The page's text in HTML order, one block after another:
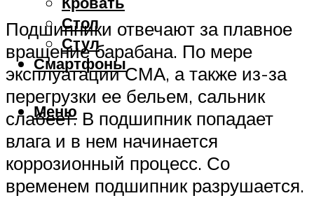
Стол
Стул
Смартфоны
Меню
Подшипники отвечают за плавное
вращение барабана. По мере
эксплуатации СМА, а также из-за
перегрузки ее бельем, сальник
слабеет. В подшипник попадает
влага и в нем начинается
коррозионный процесс. Со
временем подшипник разрушается.